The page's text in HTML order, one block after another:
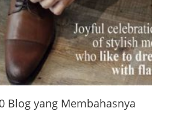
Blog yang Membahasnya